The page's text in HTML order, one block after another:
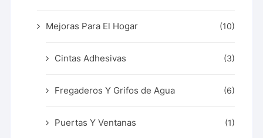
Mejoras Para El Hogar (10)
Cintas Adhesivas (3)
Fregaderos Y Grifos de Agua (6)
Puertas Y Ventanas (1)